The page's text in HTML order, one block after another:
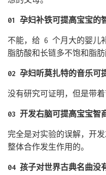
01 孕妇补铁可提高宝宝的
不能，给 6 个月大的婴儿
脂肪酸和长链多不饱和脂
02 孕妇听莫扎特的音乐可
没有研究可证明，但是带
03 开发右脑可提高宝宝智
完全是对实验的误解，开
整体合作发生作用的。
04 孩子对世界古典名曲没